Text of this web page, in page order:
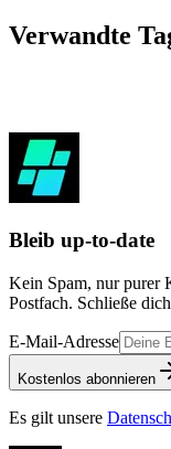
Verwandte
Bleib up-to-date
Kein Spam, nur purer
Postfach. Schließe
E-Mail-Adresse
Kostenlos abonnieren
Es gilt unsere